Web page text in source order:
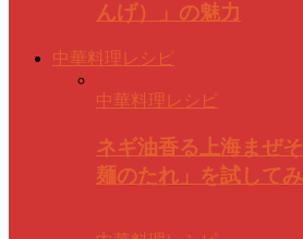
んげ）」の魅力
中華料理レシピ
中華料理レシピ
ネギ油香る上海まぜ
麺のたれ」を試して